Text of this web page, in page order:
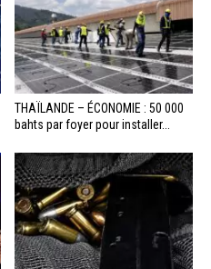
THAÏLANDE – ÉCONOMIE : 50 000
bahts par foyer pour installer...